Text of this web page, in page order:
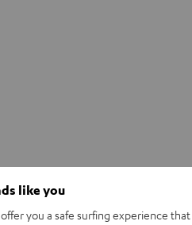
like you
you a safe surfing experience